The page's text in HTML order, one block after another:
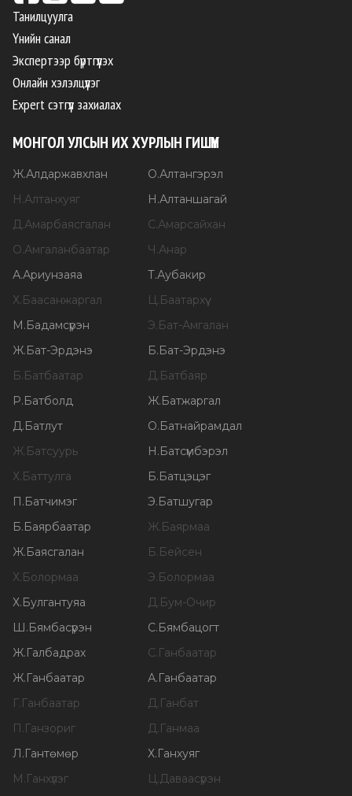
Танилцуулга
Үнийн санал
Экспертээр бүртгүүлэх
Онлайн хэлэлцүүлэг
Expert сэтгүүл захиалах
МОНГОЛ УЛСЫН ИХ ХУРЛЫН ГИШҮҮН
Ж.Алдаржавхлан О.Алтангэрэл
Н .Алтанхуяг Н .Алтаншагай
Д.Амарбаясгалан С.Амарсайхан
О.Амгаланбаатар Ч .Анар
А.Ариунзаяа Т.Аубакир
Х. Баасанжаргал Ц. Баатархүү
М . Бадамсүрэн Э. Бат-Амгалан
Ж. Бат-Эрдэнэ Б. Бат-Эрдэнэ
Б. Батбаатар Д. Батбаяр
Р. Батболд Ж. Батжаргал
Д. Батлут О. Батнайрамдал
Ж. Батсуурь Н . Батсүмбэрэл
Х. Баттулга Б. Батцэцэг
П . Батчимэг Э. Батшугар
Б. Баярбаатар Ж. Баярмаа
Ж. Баясгалан Б. Бейсен
Х. Болормаа Э. Болормаа
Х. Булгантуяа Д. Бум-Очир
Ш . Бямбасүрэн С. Бямбацогт
Ж. Галбадрах С. Ганбаатар
Ж. Ганбаатар А. Ганбаатар
Г. Ганбаатар Д. Ганбат
П . Ганзориг Д. Ганмаа
Л . Гантөмөр Х. Ганхуяг
М . Ганхүлэг Ц.Даваасүрэн